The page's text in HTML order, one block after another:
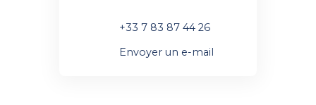
+33 7 83 87 44 26
Envoyer un e-mail